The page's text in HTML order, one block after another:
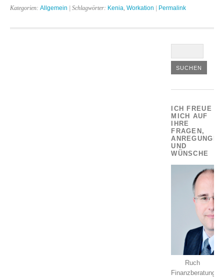
Kategorien: Allgemein | Schlagwörter: Kenia Workation | Permalink
ICH FREUE
MICH AUF
IHRE
FRAGEN,
ANREGUNGEN
UND
WÜNSCHE
Ruch
Finanzberatung